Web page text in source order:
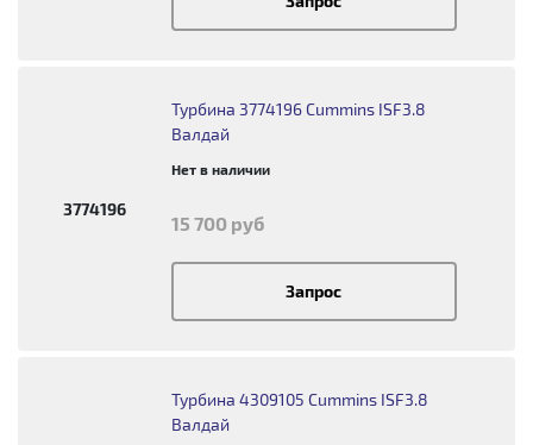
3774196
Турбина 3774196 Cummins ISF3.8
Валдай
Нет в наличии
15 700 руб
Запрос
Турбина 4309105 Cummins ISF3.8
Валдай